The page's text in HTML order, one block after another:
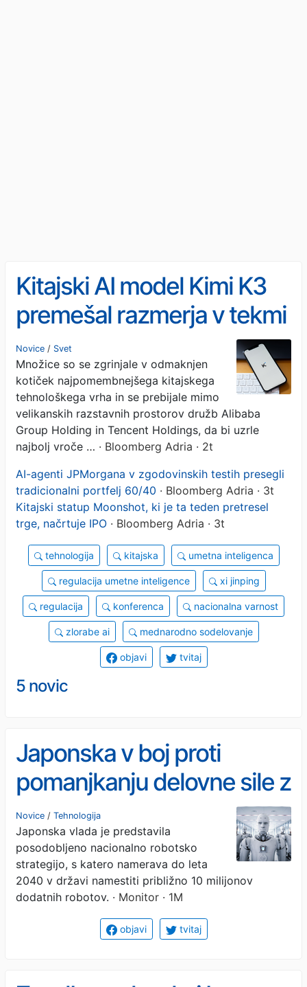
Kitajski AI model Kimi K3
premešal razmerja v tekmi
z OpenAI
Novice / Svet
Množice so se zgrinjale v odmaknjen
kotiček najpomembnejšega kitajskega
tehnološkega vrha in se prebijale mimo
velikanskih razstavnih prostorov družb Alibaba
Group Holding in Tencent Holdings, da bi uzrle
najbolj vroče … · Bloomberg Adria · 2t
AI-agenti JPMorgana v zgodovinskih testih presegli
tradicionalni portfelj 60/40 · Bloomberg Adria · 3t
Kitajski statup Moonshot, ki je ta teden pretresel
trge, načrtuje IPO · Bloomberg Adria · 3t
tehnologija kitajska umetna inteligenca
regulacija umetne inteligence xi jinping
regulacija konferenca nacionalna varnost
zlorabe ai mednarodno sodelovanje
objavi tvitaj
5 novic
Japonska v boj proti
pomanjkanju delovne sile z
roboti
Novice / Tehnologija
Japonska vlada je predstavila
posodobljeno nacionalno robotsko
strategijo, s katero namerava do leta
2040 v državi namestiti približno 10 milijonov
dodatnih robotov. · Monitor · 1M
objavi tvitaj